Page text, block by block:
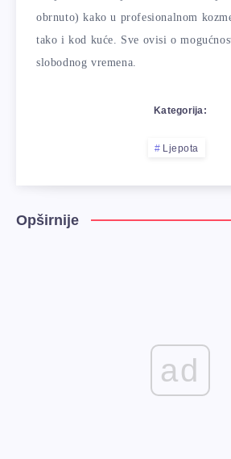
obrnuto) kako u profesionalnom
tako i kod kuće. Sve ovisi o
slobodnog vremena.
Kategorija:
Ljepota
Opširnije
ad